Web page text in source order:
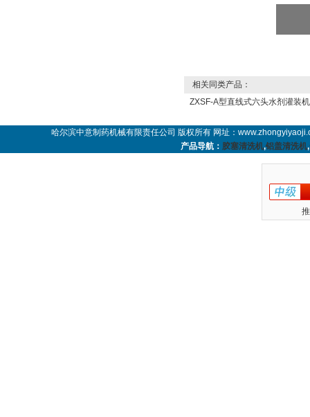
相关同类产品：
ZXSF-A型直线式六头水剂灌装机
哈尔滨中意制药机械有限责任公司 版权所有 网址：
产品导航： 胶塞清洗机,铝盖清洗机,